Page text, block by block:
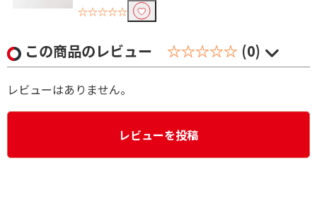
☆☆☆☆☆
この商品のレビュー ☆☆☆☆☆ (0)
レビューはありません。
レビューを投稿